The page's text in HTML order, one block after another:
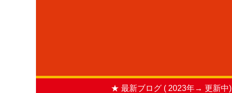
★ 最新ブログ ( 2023年→ 更新中)